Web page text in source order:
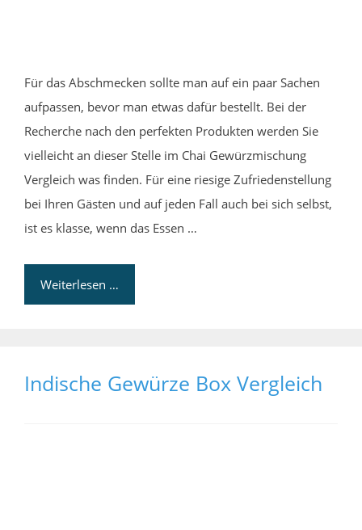
Für das Abschmecken sollte man auf ein paar Sachen
aufpassen, bevor man etwas dafür bestellt. Bei der
Recherche nach den perfekten Produkten werden Sie
vielleicht an dieser Stelle im Chai Gewürzmischung
Vergleich was finden. Für eine riesige Zufriedenstellung
bei Ihren Gästen und auf jeden Fall auch bei sich selbst,
ist es klasse, wenn das Essen …
Weiterlesen …
Indische Gewürze Box Vergleich